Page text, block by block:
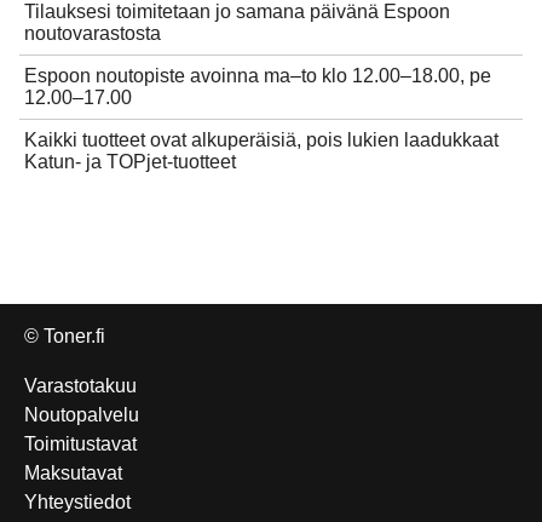
Tilauksesi toimitetaan jo samana päivänä Espoon
noutovarastosta
Espoon noutopiste avoinna ma–to klo 12.00–18.00, pe
12.00–17.00
Kaikki tuotteet ovat alkuperäisiä, pois lukien laadukkaat
Katun- ja TOPjet-tuotteet
© Toner.fi
Varastotakuu
Noutopalvelu
Toimitustavat
Maksutavat
Yhteystiedot